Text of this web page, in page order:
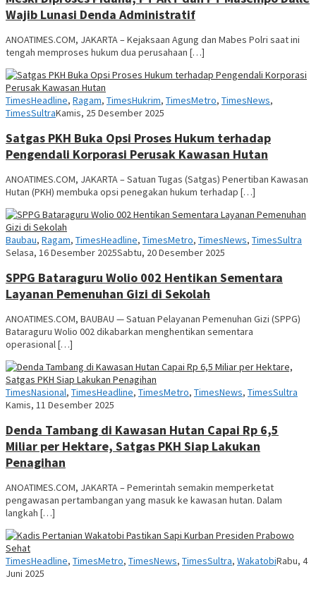
Wajib Lunasi Denda Administratif
ANOATIMES.COM, JAKARTA – Kejaksaan Agung dan Mabes Polri saat ini
tengah memproses hukum dua perusahaan […]
TimesHeadline, Ragam, TimesHukrim, TimesMetro, TimesNews,
TimesSultraAnoa
Kamis, 25 Desember 2025
Satgas PKH Buka Opsi Proses Hukum terhadap
Pengendali Korporasi Perusak Kawasan Hutan
ANOATIMES.COM, JAKARTA – Satuan Tugas (Satgas) Penertiban Kawasan
Hutan (PKH) membuka opsi penegakan hukum terhadap […]
Baubau, Ragam, TimesHeadline, TimesMetro, TimesNews, TimesSultra
Selasa, 16 Desember 2025Sabtu, 20 Desember 2025
SPPG Bataraguru Wolio 002 Hentikan Sementara
Layanan Pemenuhan Gizi di Sekolah
ANOATIMES.COM, BAUBAU — Satuan Pelayanan Pemenuhan Gizi (SPPG)
Bataraguru Wolio 002 dikabarkan menghentikan sementara
operasional […]
TimesNasional, TimesHeadline, TimesMetro, TimesNews, TimesSultra
Kamis, 11 Desember 2025
Denda Tambang di Kawasan Hutan Capai Rp 6,5
Miliar per Hektare, Satgas PKH Siap Lakukan
Penagihan
ANOATIMES.COM, JAKARTA – Pemerintah semakin memperketat
pengawasan pertambangan yang masuk ke kawasan hutan. Dalam
langkah […]
TimesHeadline, TimesMetro, TimesNews, TimesSultra, WakatobiAnoa
Rabu, 4
Juni 2025